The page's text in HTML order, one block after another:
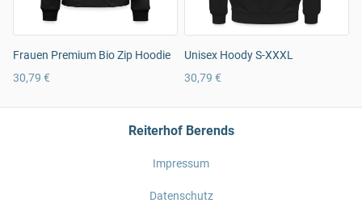
Frauen Premium Bio Zip Hoodie
30,79 €
Unisex Hoody S-XXXL
30,79 €
Reiterhof Berends
Impressum
Datenschutz